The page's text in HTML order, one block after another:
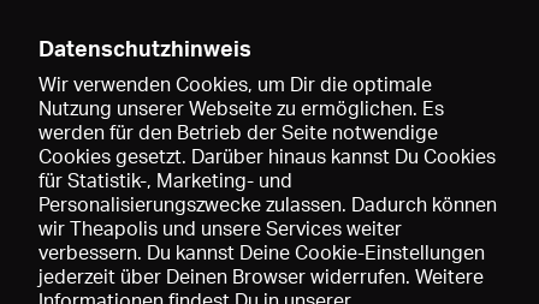
Speichern
Datenschutzhinweis
Wir verwenden Cookies, um Dir die optimale
Nutzung unserer Webseite zu ermöglichen. Es
werden für den Betrieb der Seite notwendige
Cookies gesetzt. Darüber hinaus kannst Du Cookies
für Statistik-, Marketing- und
Personalisierungszwecke zulassen. Dadurch können
wir Theapolis und unsere Services weiter
verbessern. Du kannst Deine Cookie-Einstellungen
jederzeit über Deinen Browser widerrufen. Weitere